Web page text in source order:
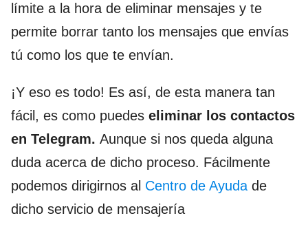
límite a la hora de eliminar mensajes y te
permite borrar tanto los mensajes que envías
tú como los que te envían.
¡Y eso es todo! Es así, de esta manera tan
fácil, es como puedes e liminar los contactos
en Telegram. Aunque si nos queda alguna
duda acerca de dicho proceso. Fácilmente
podemos dirigirnos al Centro de Ayudade
dicho servicio de mensajería